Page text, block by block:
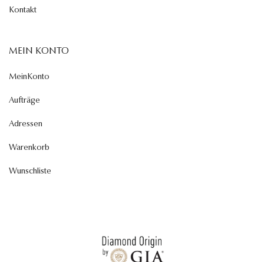
Kontakt
MEIN KONTO
MeinKonto
Aufträge
Adressen
Warenkorb
Wunschliste